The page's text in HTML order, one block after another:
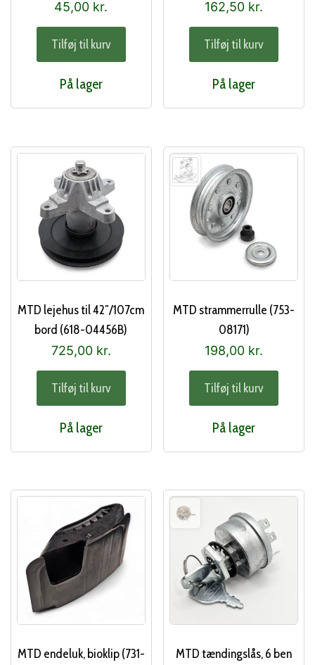
45,00 kr.
Tilføj til kurv
På lager
162,50 kr.
Tilføj til kurv
På lager
MTD lejehus til 42″/107cm
bord (618-04456B)
725,00 kr.
Tilføj til kurv
På lager
MTD strammerrulle (753-
08171)
198,00 kr.
Tilføj til kurv
På lager
MTD endeluk, bioklip (731-
MTD tændingslås, 6 ben